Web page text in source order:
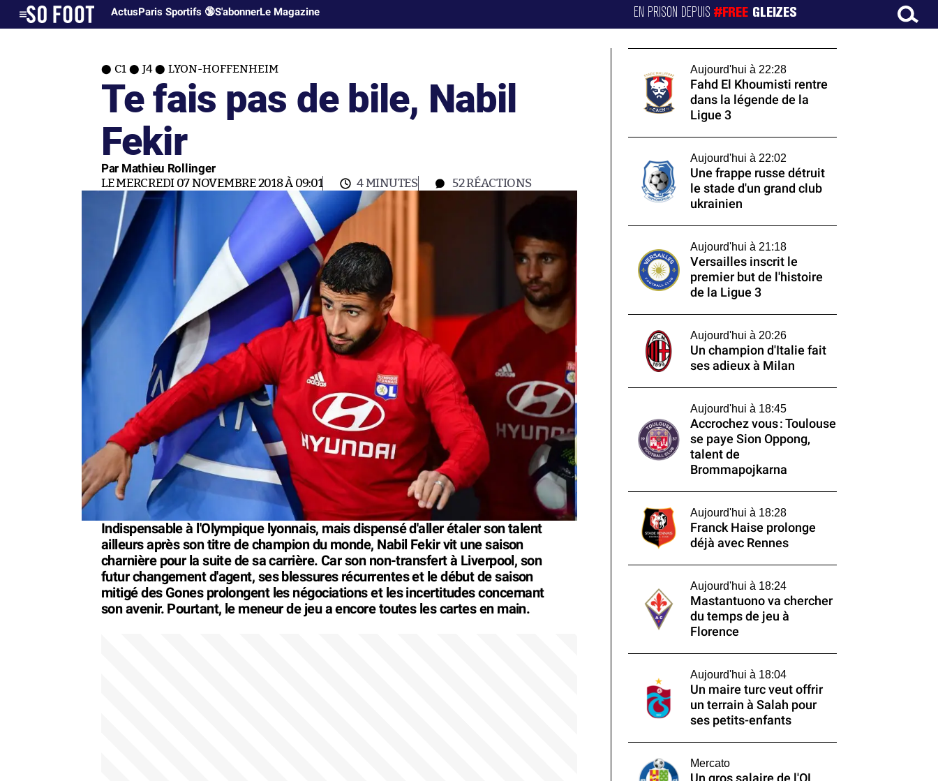
ActusParis Sportifs 🔞S'abonnerLe Magazine EN PRISON DEPUIS#FREE GLEIZES
C1 J4 LYON-HOFFENHEIM
Te fais pas de bile, Nabil
Fekir
Par Mathieu Rollinger
LE MERCREDI 07 NOVEMBRE 2018 À 09:01 4 MINUTES 52RÉACTIONS
Indispensable à l'Olympique lyonnais, mais dispensé d'aller étaler son talent
ailleurs après son titre de champion du monde, Nabil Fekir vit une saison
charnière pour la suite de sa carrière. Car son non-transfert à Liverpool, son
futur changement d'agent, ses blessures récurrentes et le début de saison
mitigé des Gones prolongent les négociations et les incertitudes concernant
son avenir. Pourtant, le meneur de jeu a encore toutes les cartes en main.
Aujourd'hui à 22:28
Fahd El Khoumisti rentre
dans la légende de la
Ligue 3
Aujourd'hui à 22:02
Une frappe russe détruit
le stade d'un grand club
ukrainien
Aujourd'hui à 21:18
Versailles inscrit le
premier but de l'histoire
de la Ligue 3
Aujourd'hui à 20:26
Un champion d'Italie fait
ses adieux à Milan
Aujourd'hui à 18:45
Accrochez vous : Toulouse
se paye Sion Oppong,
talent de
Brommapojkarna
Aujourd'hui à 18:28
Franck Haise prolonge
déjà avec Rennes
Aujourd'hui à 18:24
Mastantuono va chercher
du temps de jeu à
Florence
Aujourd'hui à 18:04
Un maire turc veut offrir
un terrain à Salah pour
ses petits-enfants
Mercato
Un gros salaire de l'OL